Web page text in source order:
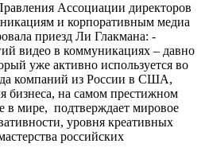
Ассоциации директоров
и корпоративным медиа
приезд Ли Глакмана: -
видео в коммуникациях – давно
уже активно используется во
компаний из России в США,
бизнеса, на самом престижном
в мире, подтверждает мировое
уровня креативных
российских